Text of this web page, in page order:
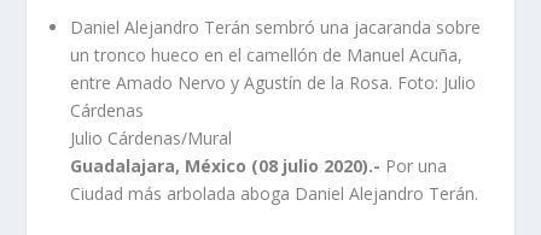
Daniel Alejandro Terán sembró una jacaranda sobre
un tronco hueco en el camellón de Manuel Acuña,
entre Amado Nervo y Agustín de la Rosa. Foto: Julio
Cárdenas
Julio Cárdenas/Mural
Guadalajara, México (08 julio 2020).- Por una
Ciudad más arbolada aboga Daniel Alejandro Terán.